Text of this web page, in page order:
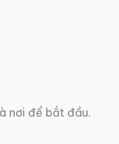
nơi để bắt đầu.